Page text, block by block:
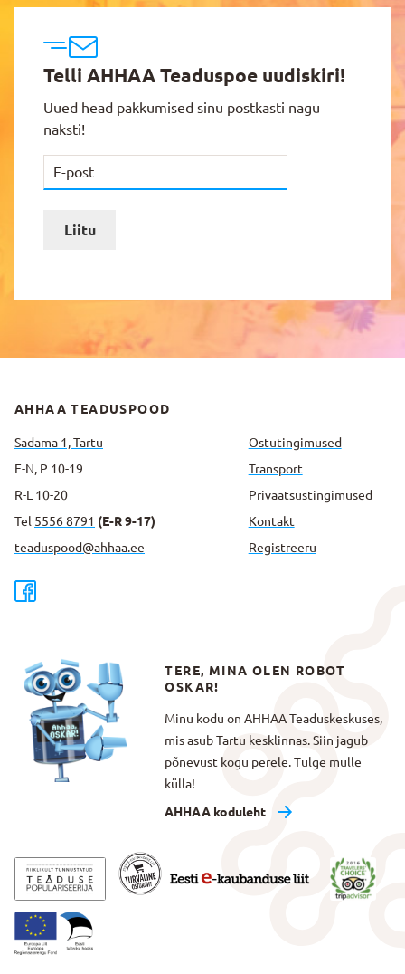
Telli AHHAA Teaduspoe uudiskiri!
Uued head pakkumised sinu postkasti nagu
naksti!
Liitu
AHHAA TEADUSPOOD
Sadama 1, Tartu
E-N, P 10-19
R-L 10-20
Tel 5556 8791 (E-R 9-17)
teaduspood@ahhaa.ee
Ostutingimused
Transport
Privaatsus­tingimused
Kontakt
Registreeru
TERE, MINA OLEN ROBOT
OSKAR!
Minu kodu on AHHAA Teaduskeskuses,
mis asub Tartu kesklinnas. Siin jagub
põnevust kogu perele. Tulge mulle
külla!
AHHAA koduleht